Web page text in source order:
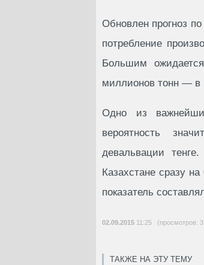
Обновлен прогноз
потребление
Большим
миллионов тонн — в
Одно из
вероятность
девальвации
Казахстане сразу
показатель
02.09.2015 11:25 (просмотров:
ТАКЖЕ НА ЭТУ ТЕМУ